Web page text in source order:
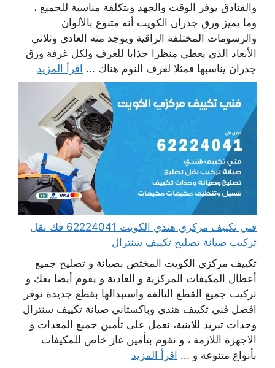
والفنادق يوفر الوقت والجهد وبتكلفة مناسبة للجميع ،
وما يميز ورق جدران الكويت أنه متنوع بالألوان
والرسومات المختلفة الراقية ويوجد منه العادي وثلاثي
الأبعاد الذي يعطي منظرا جذابا للغرف ولكل غرفة ورق
جدران يناسبها فمثلا لغرف النوم هناك ... اقرأ المزيد
فني تكييف مركزي هندي الكويت 62224041 فك نقل
تركيب صيانة تصليح تكييف سنترال
تكييف مركزي الكويت المختص بصيانة و تصليح جميع
أعطال المكيفات المركزية و العادية و يقوم أيضا بفك و
تركيب جميع القطع التالفة واستبدالها بقطع جديدة نوفر
افضل فني تكييف هندي وباكستاني صيانة تكييف سنترال
وحدات تبريد للابنية، نعمل على تأمين جميع المعدات و
الاجهزة اللازمة ، و نقوم بتأمين غاز خاص للمكيفات
بأنواع متنوعة و ... اقرأ المزيد